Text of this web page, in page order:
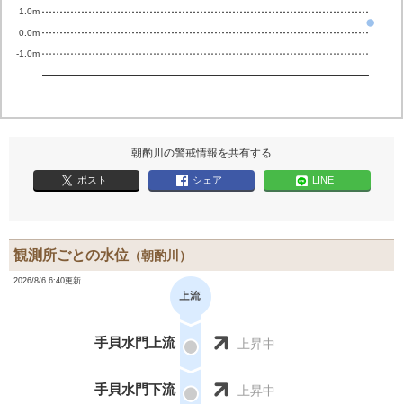
-1.0m
0.0m
1.0m
朝酌川の警戒情報を共有する
ポスト シェア LINE
観測所ごとの水位 （朝酌川）
2026/8/6 6:40更新
手貝水門上流 上昇中
手貝水門下流 上昇中